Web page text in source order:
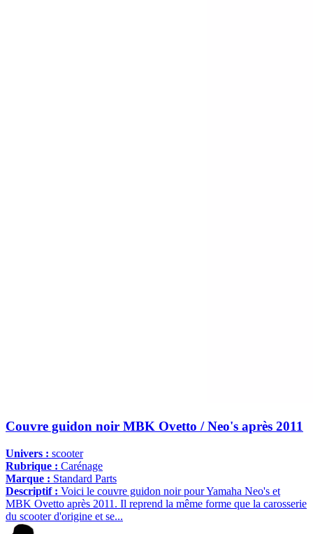
Couvre guidon noir MBK Ovetto / Neo's après 2011
Univers : scooter
Rubrique : Carénage
Marque : Standard Parts
Descriptif : Voici le couvre guidon noir pour Yamaha Neo's et
MBK Ovetto après 2011. Il reprend la même forme que la carosserie
du scooter d'origine et se...